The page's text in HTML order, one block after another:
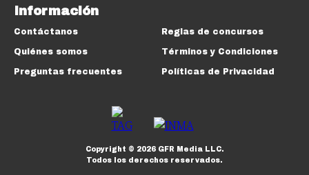
Información
Contáctanos
Quiénes somos
Preguntas frecuentes
Reglas de concursos
Términos y Condiciones
Políticas de Privacidad
Copyright © 2026GFR Media LLC.
Todos los derechos reservados.